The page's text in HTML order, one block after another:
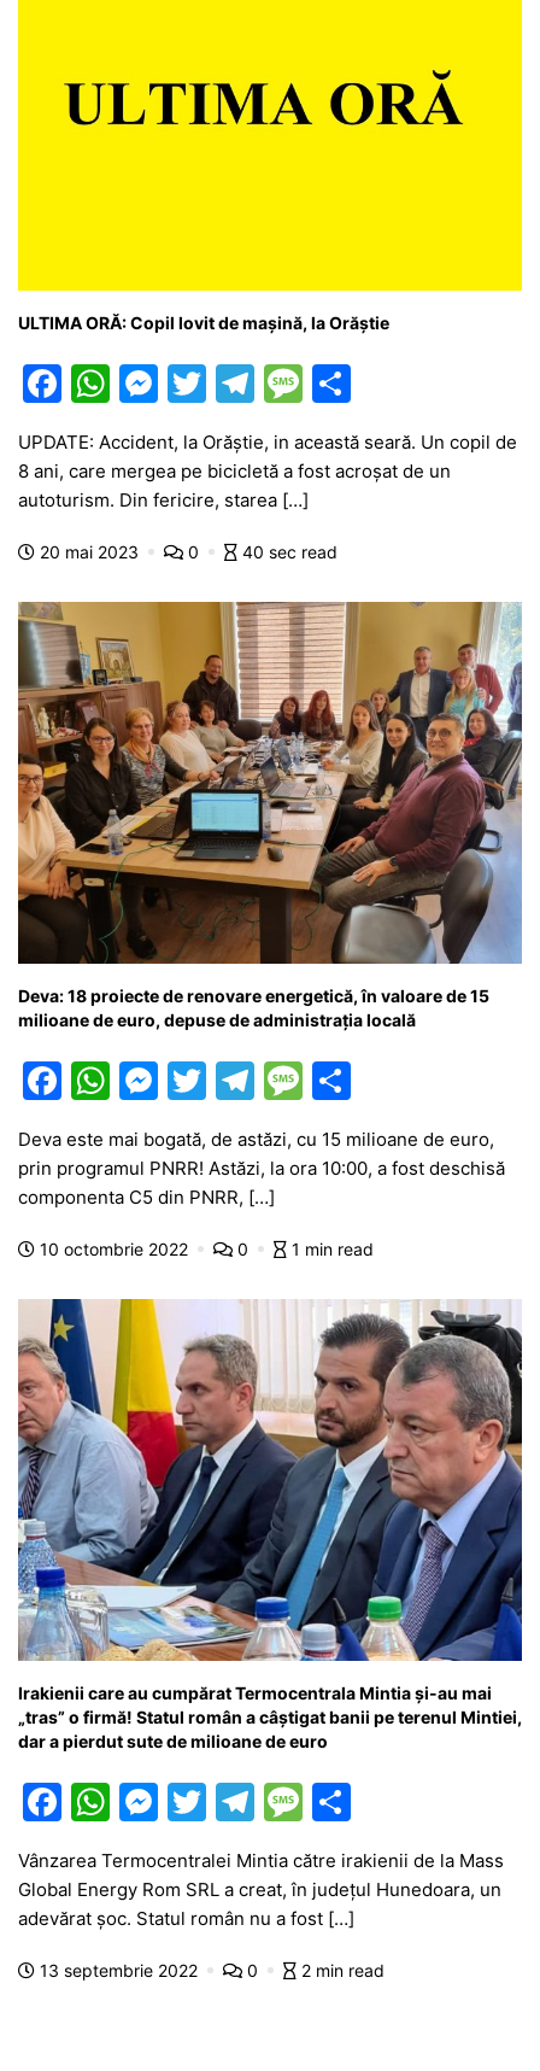
ULTIMA ORĂ: Copil lovit de mașină, la Orăștie
F
c
e
b
o
o
k
W
at
s
A
p
p
M
s
s
e
n
g
T
itt
er
T
e
gr
a
m
M
s
s
a
g
e
ta
je
ă
UPDATE: Accident, la Orăștie, in această seară. Un copil de
8 ani, care mergea pe bicicletă a fost acroșat de un
autoturism. Din fericire, starea […]
20 mai 2023 0 40 sec read
Deva: 18 proiecte de renovare energetică, în valoare de 15
milioane de euro, depuse de administrația locală
F
c
e
b
o
o
k
W
at
s
A
p
p
M
s
s
e
g
er
T
itt
er
T
e
gr
a
m
M
s
a
e
ta
a
z
ă
Deva este mai bogată, de astăzi, cu 15 milioane de euro,
prin programul PNRR! Astăzi, la ora 10:00, a fost deschisă
componenta C5 din PNRR, […]
10 octombrie 2022 0 1 min read
Irakienii care au cumpărat Termocentrala Mintia și-au mai
„tras” o firmă! Statul român a câștigat banii pe terenul Mintiei,
dar a pierdut sute de milioane de euro
F
c
e
b
o
W
at
s
A
p
M
s
s
e
T
itt
er
T
e
gr
a
m
M
s
s
a
ta
je
a
z
Vânzarea Termocentralei Mintia către irakienii de la Mass
Global Energy Rom SRL a creat, în județul Hunedoara, un
adevărat șoc. Statul român nu a fost […]
13 septembrie 2022 0 2 min read